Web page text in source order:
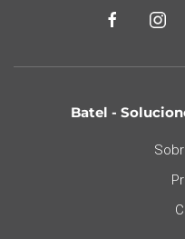
Batel -